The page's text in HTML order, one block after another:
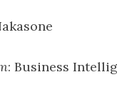
: Business